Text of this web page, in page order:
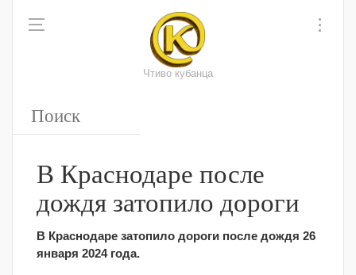
Чтиво кубанца
В Краснодаре после
дождя затопило дороги
В Краснодаре затопило дороги после дождя 26
января 2024 года.